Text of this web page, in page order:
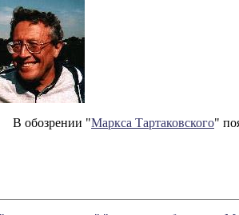
В обозрении "Маркса Тартаковского"